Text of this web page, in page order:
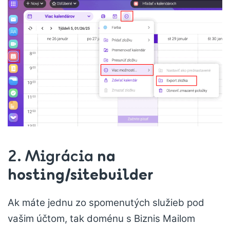
2. Migrácia na
hosting/sitebuilder
Ak máte jednu zo spomenutých služieb pod
vašim účtom, tak doménu s Biznis Mailom